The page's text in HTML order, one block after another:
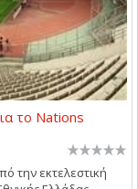
το Nations
την εκτελεστική